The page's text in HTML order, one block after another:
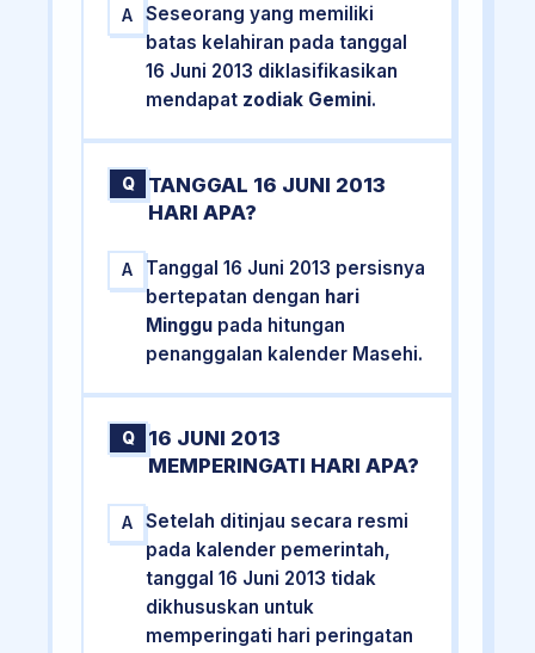
A
Seseorang yang memiliki
batas kelahiran pada tanggal
16 Juni 2013 diklasifikasikan
mendapat zodiak Gemini.
Q
TANGGAL 16 JUNI 2013
HARI APA?
A
Tanggal 16 Juni 2013 persisnya
bertepatan dengan hari
Minggu pada hitungan
penanggalan kalender Masehi.
Q
16 JUNI 2013
MEMPERINGATI HARI APA?
A
Setelah ditinjau secara resmi
pada kalender pemerintah,
tanggal 16 Juni 2013 tidak
dikhususkan untuk
memperingati hari peringatan